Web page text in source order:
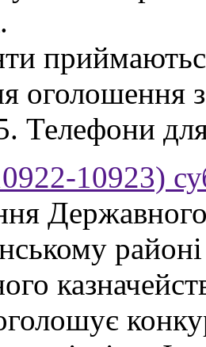
оголошення
Телефони
10923)